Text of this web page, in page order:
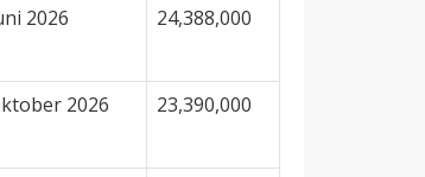
2026 24,388,000
2026 23,390,000